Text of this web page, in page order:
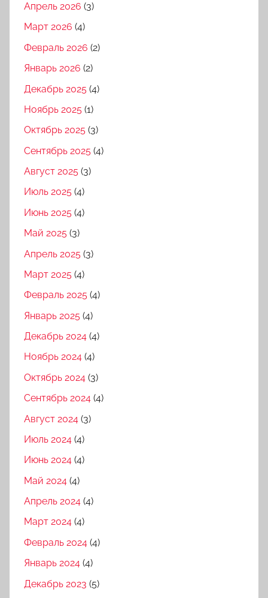
Апрель 2026 (3)
Март 2026 (4)
Февраль 2026 (2)
Январь 2026 (2)
Декабрь 2025 (4)
Ноябрь 2025 (1)
Октябрь 2025 (3)
Сентябрь 2025 (4)
Август 2025 (3)
Июль 2025 (4)
Июнь 2025 (4)
Май 2025 (3)
Апрель 2025 (3)
Март 2025 (4)
Февраль 2025 (4)
Январь 2025 (4)
Декабрь 2024 (4)
Ноябрь 2024 (4)
Октябрь 2024 (3)
Сентябрь 2024 (4)
Август 2024 (3)
Июль 2024 (4)
Июнь 2024 (4)
Май 2024 (4)
Апрель 2024 (4)
Март 2024 (4)
Февраль 2024 (4)
Январь 2024 (4)
Декабрь 2023 (5)